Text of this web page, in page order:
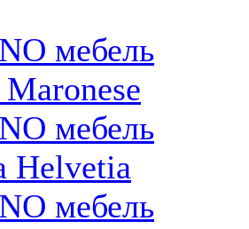
мебель
мебель
Helvetia
мебель